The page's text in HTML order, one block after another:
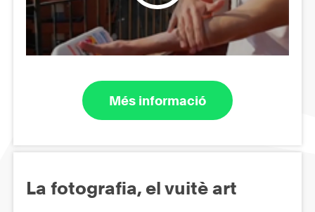
Més informació
La fotografia, el vuitè art